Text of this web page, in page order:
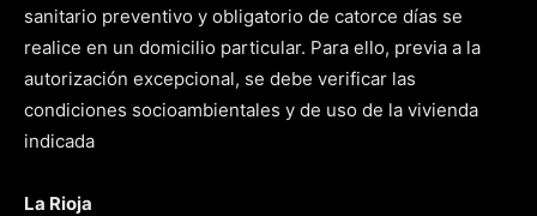
sanitario preventivo y obligatorio de catorce días se
realice en un domicilio particular. Para ello, previa a la
autorización excepcional, se debe verificar las
condiciones socioambientales y de uso de la vivienda
indicada
La Rioja